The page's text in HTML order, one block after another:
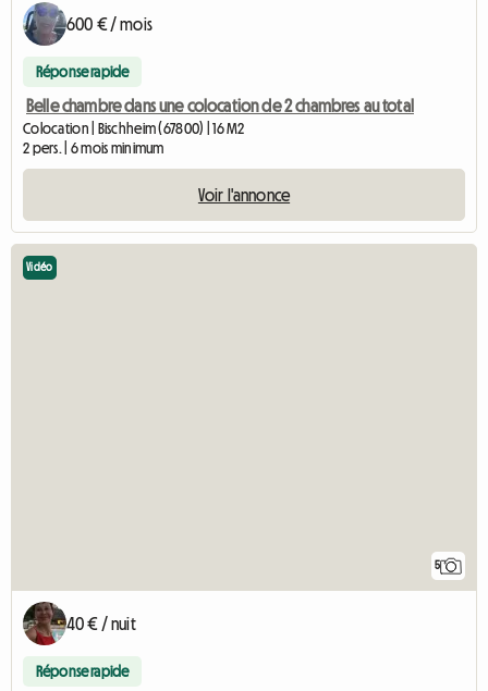
600 € / mois
Réponse rapide
Belle chambre dans une colocation de 2 chambres au total
Colocation | Bischheim (67800) | 16 M2
2 pers. | 6 mois minimum
Voir l'annonce
5
Vidéo
40 € / nuit
Réponse rapide